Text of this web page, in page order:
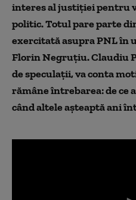
interes al justiției pentru
politic. Totul pare parte
exercitată asupra PNL în
Florin Negruțiu. Claudiu
de speculații, va conta
rămâne întrebarea: de ce
când altele așteaptă ani